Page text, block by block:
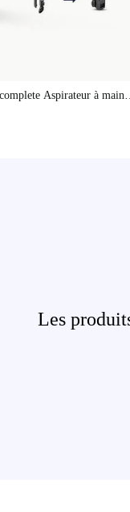
Aspirateur à main
Les